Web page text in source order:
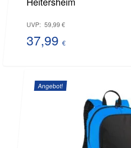
UVP: 59,99 €
59,99 €
37,99 €
Preis
ist:Angebot!